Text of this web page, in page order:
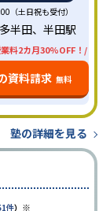
（土日祝も受付）
半田、半田駅
料2カ月30%OFF！/
資料請求 無料
塾の詳細を見る
件） ※